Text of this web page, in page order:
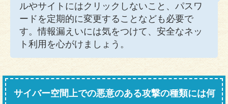
ルやサイトにはクリックしないこと、パスワ
ードを定期的に変更することなども必要で
す。情報漏えいには気をつけて、安全なネッ
ト利用を心がけましょう。
サイバー空間上での悪意のある攻撃の種類には何